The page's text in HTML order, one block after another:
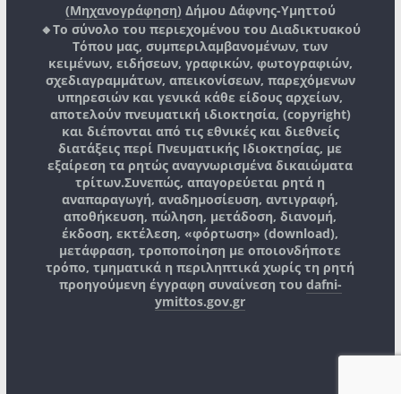
(Μηχανογράφηση) Δήμου Δάφνης-Υμηττού
🔸Το σύνολο του περιεχομένου του Διαδικτυακού
Τόπου μας, συμπεριλαμβανομένων, των
κειμένων, ειδήσεων, γραφικών, φωτογραφιών,
σχεδιαγραμμάτων, απεικονίσεων, παρεχόμενων
υπηρεσιών και γενικά κάθε είδους αρχείων,
αποτελούν πνευματική ιδιοκτησία, (copyright)
και διέπονται από τις εθνικές και διεθνείς
διατάξεις περί Πνευματικής Ιδιοκτησίας, με
εξαίρεση τα ρητώς αναγνωρισμένα δικαιώματα
τρίτων.Συνεπώς, απαγορεύεται ρητά η
αναπαραγωγή, αναδημοσίευση, αντιγραφή,
αποθήκευση, πώληση, μετάδοση, διανομή,
έκδοση, εκτέλεση, «φόρτωση» (download),
μετάφραση, τροποποίηση με οποιονδήποτε
τρόπο, τμηματικά η περιληπτικά χωρίς τη ρητή
προηγούμενη έγγραφη συναίνεση του dafni-
ymittos.gov.gr